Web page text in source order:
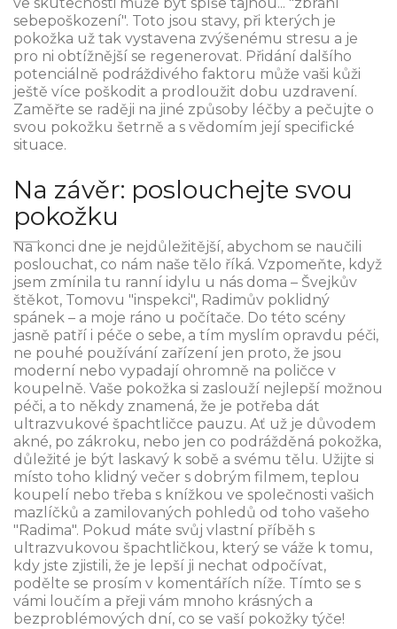
sebepoškození". Toto jsou stavy, při kterých je
pokožka už tak vystavena zvýšenému stresu a je
pro ni obtížnější se regenerovat. Přidání dalšího
potenciálně podráždivého faktoru může vaši kůži
ještě více poškodit a prodloužit dobu uzdravení.
Zaměřte se raději na jiné způsoby léčby a pečujte o
svou pokožku šetrně a s vědomím její specifické
situace.
Na závěr: poslouchejte svou
pokožku
Na konci dne je nejdůležitější, abychom se naučili
poslouchat, co nám naše tělo říká. Vzpomeňte, když
jsem zmínila tu ranní idylu u nás doma – Švejkův
štěkot, Tomovu "inspekci", Radimův poklidný
spánek – a moje ráno u počítače. Do této scény
jasně patří i péče o sebe, a tím myslím opravdu péči,
ne pouhé používání zařízení jen proto, že jsou
moderní nebo vypadají ohromně na poličce v
koupelně. Vaše pokožka si zaslouží nejlepší možnou
péči, a to někdy znamená, že je potřeba dát
ultrazvukové špachtličce pauzu. Ať už je důvodem
akné, po zákroku, nebo jen co podrážděná pokožka,
důležité je být laskavý k sobě a svému tělu. Užijte si
místo toho klidný večer s dobrým filmem, teplou
koupelí nebo třeba s knížkou ve společnosti vašich
mazlíčků a zamilovaných pohledů od toho vašeho
"Radima". Pokud máte svůj vlastní příběh s
ultrazvukovou špachtličkou, který se váže k tomu,
kdy jste zjistili, že je lepší ji nechat odpočívat,
podělte se prosím v komentářích níže. Tímto se s
vámi loučím a přeji vám mnoho krásných a
bezproblémových dní, co se vaší pokožky týče!